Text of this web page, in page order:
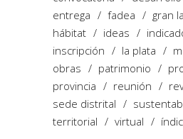
entrega
fadea
gran
hábitat
ideas
inscripción
la plata
obras
patrimonio
provincia
reunión
sede distrital
territorial
virtual